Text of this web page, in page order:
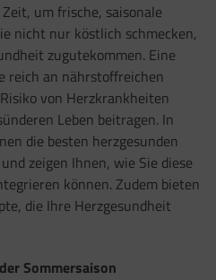
um frische, saisonale
nicht nur köstlich schmecken,
zugutekommen. Eine
reich an nährstoffreichen
von Herzkrankheiten
Leben beitragen. In
die besten herzgesunden
zeigen Ihnen, wie Sie diese
können. Zudem bieten
die Ihre Herzgesundheit
Sommersaison